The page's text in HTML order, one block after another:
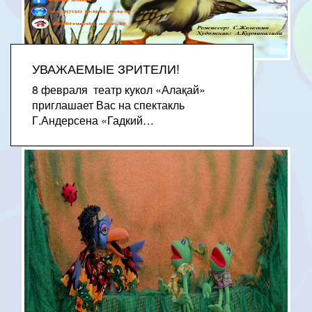
УВАЖАЕМЫЕ ЗРИТЕЛИ!
8 февраля театр кукол «Алақай»
приглашает Вас на спектакль
Г.Андерсена «Гадкий…